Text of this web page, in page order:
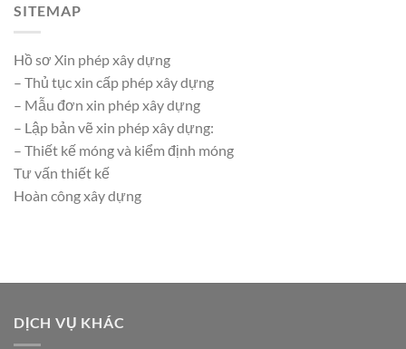
SITEMAP
Hồ sơ Xin phép xây dựng
– Thủ tục xin cấp phép xây dựng
– Mẫu đơn xin phép xây dựng
– Lập bản vẽ xin phép xây dựng:
– Thiết kế móng và kiểm định móng
Tư vấn thiết kế
Hoàn công xây dựng
DỊCH VỤ KHÁC